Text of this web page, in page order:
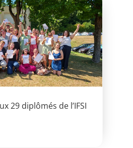
29 diplômés de l’IFSI